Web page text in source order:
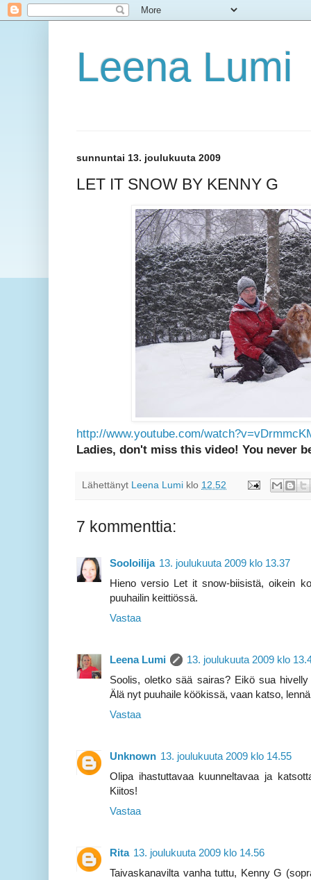
Leena Lumi
sunnuntai 13. joulukuuta 2009
LET IT SNOW BY KENNY G
http://www.youtube.com/
Ladies, don't miss this video! You never
Lähettänyt Leena Lumi klo 12.52
7 kommenttia:
Sooloilija 13. joulukuuta 2009 klo 13.37
Hieno versio Let it snow-biisistä, oikein
puuhailin keittiössä.
Vastaa
Leena Lumi
13. joulukuuta 2009 klo
Soolis, oletko sää sairas? Eikö sua
Älä nyt puuhaile köökissä, vaan katso,
Vastaa
Unknown 13. joulukuuta 2009 klo 14.55
Olipa ihastuttavaa kuunneltavaa ja
Kiitos!
Vastaa
Rita 13. joulukuuta 2009 klo 14.56
Taivaskanavilta vanha tuttu, Kenny G